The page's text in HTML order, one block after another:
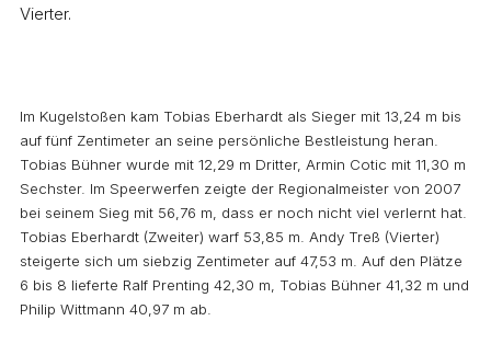
Vierter.
Im Kugelstoßen kam Tobias Eberhardt als Sieger mit 13,24 m bis
auf fünf Zentimeter an seine persönliche Bestleistung heran.
Tobias Bühner wurde mit 12,29 m Dritter, Armin Cotic mit 11,30 m
Sechster. Im Speerwerfen zeigte der Regionalmeister von 2007
bei seinem Sieg mit 56,76 m, dass er noch nicht viel verlernt hat.
Tobias Eberhardt (Zweiter) warf 53,85 m. Andy Treß (Vierter)
steigerte sich um siebzig Zentimeter auf 47,53 m. Auf den Plätze
6 bis 8 lieferte Ralf Prenting 42,30 m, Tobias Bühner 41,32 m und
Philip Wittmann 40,97 m ab.